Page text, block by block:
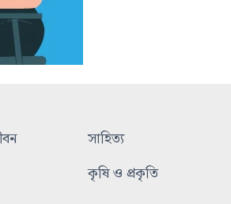
সাহিত্য
কৃষি ও প্রকৃতি